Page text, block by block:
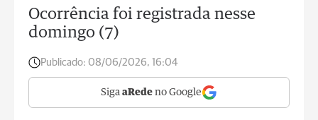
Ocorrência foi registrada nesse
domingo (7)
Publicado: 08/06/2026, 16:04
Siga aRede no Google